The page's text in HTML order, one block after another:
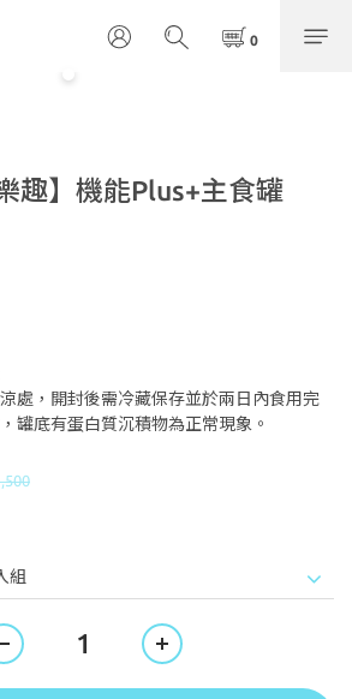
趣】機能Plus+主食罐
處，開封後需冷藏保存並於兩日內食用完
罐底有蛋白質沉積物為正常現象。